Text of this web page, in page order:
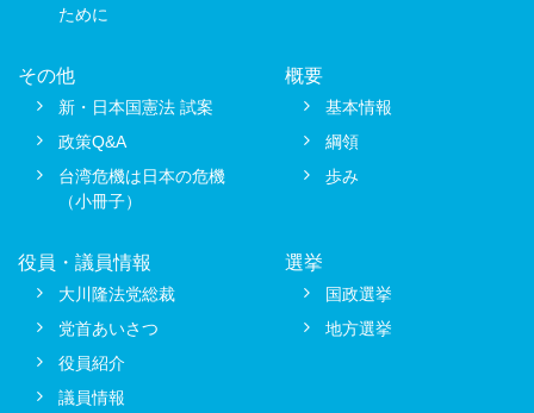
ために
その他
新・日本国憲法 試案
政策Q&A
台湾危機は日本の危機
（小冊子）
概要
基本情報
綱領
歩み
役員・議員情報
大川隆法党総裁
党首あいさつ
役員紹介
議員情報
選挙
国政選挙
地方選挙